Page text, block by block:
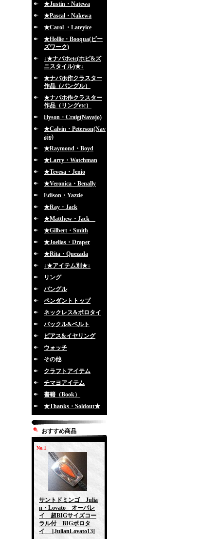
★Justin・Natewa
★Pascal・Nakewa
★Carol ・Lateyice
★Hollie・Booqua(ビー
ズワーク)
↓★ナバホetc(ホピ&ズ
ニスタイル)★↓
★ナバホ作クラスター
作品（バングル）
★ナバホ作クラスター
作品（リングetc）
Hyson・Craig(Navajo)
★Calvin・Peterson(Nav
ajo)
★Raymond・Boyd
★Larry・Watchman
★Tevesa・Jenio
★Veronica・Benally
Edison・Yazzie
★Ray・Jack
★Matthew・Jack
★Gilbert・Smith
★Joelias・Draper
★Rita・Quezada
↓★アイテム別★↓
リング
バングル
ペンダントトップ
ネックレス&ボロタイ
バックル&ベルト
ピアス&イヤリング
ウォッチ
その他
クラフトアイテム
チマヨアイテム
書籍（Book）
★Thanks・Soldout★
おすすめ商品
No.1
サントドミンゴ Julia
n・Lovato オーバレ
イ 超BIGサイズコー
ラル付 BIGボロタ
イ
[JulianLovato13]